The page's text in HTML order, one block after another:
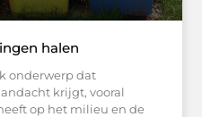
halen
onderwerp dat
krijgt, vooral
op het milieu en de